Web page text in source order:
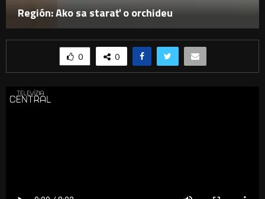
Región: Ako sa starať o orchideu
0 0